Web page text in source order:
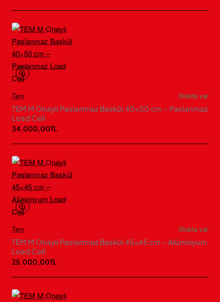
Tem
Stokta var
TEM M Onaylı Paslanmaz Baskül 40×50 cm – Paslanmaz
Load Cell
34.000,00TL
Tem
Stokta var
TEM M Onaylı Paslanmaz Baskül 45×45 cm – Alüminyum
Load Cell
25.000,00TL